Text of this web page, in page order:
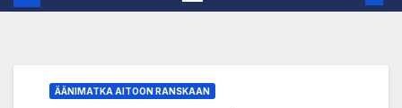
ÄÄNIMATKA AITOON RANSKAAN